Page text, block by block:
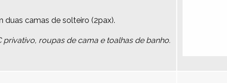
duas camas de solteiro (2pax).
roupas de cama e toalhas de banho.